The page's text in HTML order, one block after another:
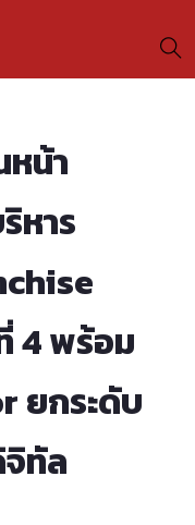
น้า
หาร
4 พร้อม
ยกระดับ
ทัล